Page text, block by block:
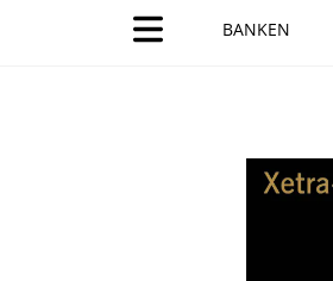
BANKEN